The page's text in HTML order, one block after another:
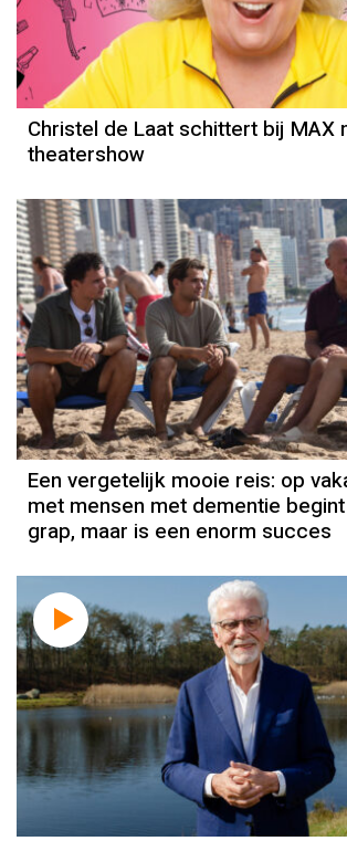
Christel de Laat schittert bij MAX
theatershow
Een vergetelijk mooie reis: op
met mensen met dementie
grap, maar is een enorm succes
Column
Jan Slagter